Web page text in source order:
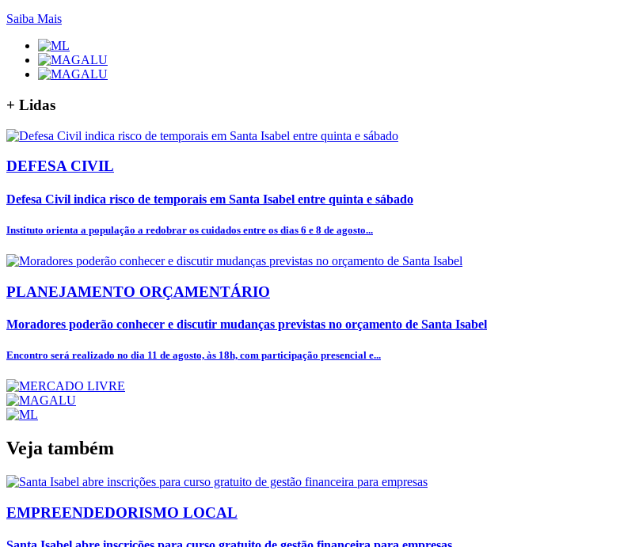
Saiba Mais
+ Lidas
DEFESA CIVIL
Defesa Civil indica risco de temporais em Santa Isabel entre quinta e sábado
Instituto orienta a população a redobrar os cuidados entre os dias 6 e 8 de agosto...
PLANEJAMENTO ORÇAMENTÁRIO
Moradores poderão conhecer e discutir mudanças previstas no orçamento de Santa Isabel
Encontro será realizado no dia 11 de agosto, às 18h, com participação presencial e...
Veja também
EMPREENDEDORISMO LOCAL